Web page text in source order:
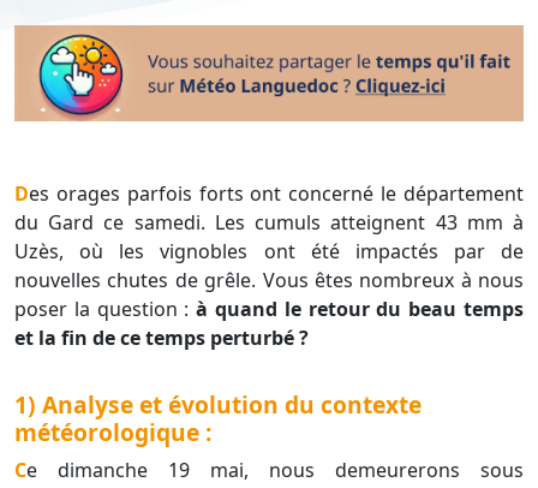
Des orages parfois forts ont concerné le département
du Gard ce samedi. Les cumuls atteignent 43 mm à
Uzès, où les vignobles ont été impactés par de
nouvelles chutes de grêle. Vous êtes nombreux à nous
poser la question :à quand le retour du beau temps
et la fin de ce temps perturbé ?
1) Analyse et évolution du contexte
météorologique :
Ce dimanche 19 mai, nous demeurerons sous